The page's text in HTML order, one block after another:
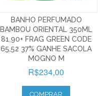
BANHO PERFUMADO
BAMBOU ORIENTAL 350ML
81,90+ FRAG GREEN CODE
65,52 37% GANHE SACOLA
MOGNO M
R$234,00
COMPRAR